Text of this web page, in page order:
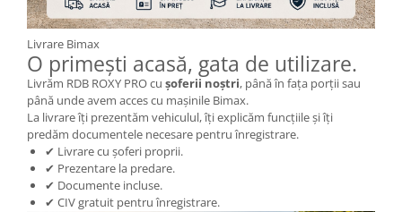
Livrare Bimax
O primești acasă, gata de utilizare.
Livrăm RDB ROXY PRO cu șoferii noștri, până în fața porții sau
până unde avem acces cu mașinile Bimax.
La livrare îți prezentăm vehiculul, îți explicăm funcțiile și îți
predăm documentele necesare pentru înregistrare.
✔ Livrare cu șoferi proprii.
✔ Prezentare la predare.
✔ Documente incluse.
✔ CIV gratuit pentru înregistrare.